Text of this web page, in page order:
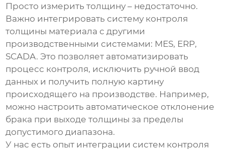
Просто измерить толщину – недостаточно.
Важно интегрировать систему контроля
толщины материала с другими
производственными системами: MES, ERP,
SCADA. Это позволяет автоматизировать
процесс контроля, исключить ручной ввод
данных и получить полную картину
происходящего на производстве. Например,
можно настроить автоматическое отклонение
брака при выходе толщины за пределы
допустимого диапазона.
У нас есть опыт интеграции систем контроля